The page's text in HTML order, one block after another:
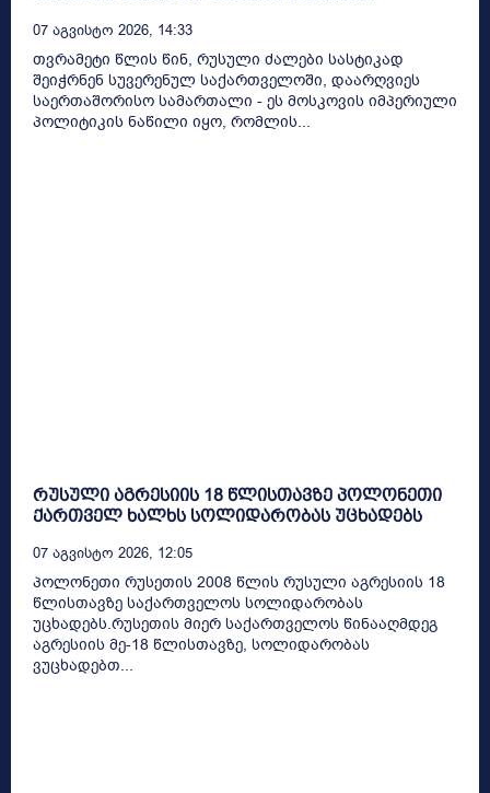
07 Აგვისტო 2026, 14:33
თვრამეტი წლის წინ, რუსული ძალები სასტიკად
შეიჭრნენ სუვერენულ საქართველოში, დაარღვიეს
საერთაშორისო სამართალი - ეს მოსკოვის იმპერიული
პოლიტიკის ნაწილი იყო, რომლის...
რუსული აგრესიის 18 წლისთავზე პოლონეთი
ქართველ ხალხს სოლიდარობას უცხადებს
07 Აგვისტო 2026, 12:05
პოლონეთი რუსეთის 2008 წლის რუსული აგრესიის 18
წლისთავზე საქართველოს სოლიდარობას
უცხადებს.რუსეთის მიერ საქართველოს წინააღმდეგ
აგრესიის მე-18 წლისთავზე, სოლიდარობას
ვუცხადებთ...